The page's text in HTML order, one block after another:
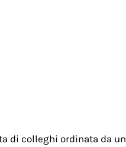
di colleghi ordinata da un